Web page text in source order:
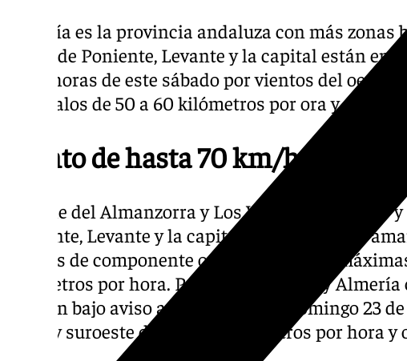
Almería es la provincia andaluza con más zonas
zonas de Poniente, Levante y la capital están
23.59 horas de este sábado por vientos del oeste y
intervalos de 50 a 60 kilómetros por ora y olas de
Viento de hasta 70 km/h
El Valle del Almanzorra y Los Vélez, Nacimiento
Poniente, Levante y la capital están en alerta
vientos de componente oeste con rachas
kilómetros por hora. Poniente, Levante y
estarán bajo aviso amarillo todo el domingo 23
oeste y suroeste de 50 a 60 kilómetros por hora